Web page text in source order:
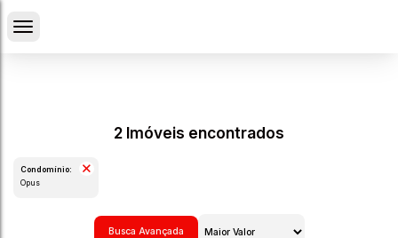
2 Imóveis encontrados
Condomínio:
Opus
Busca Avançada